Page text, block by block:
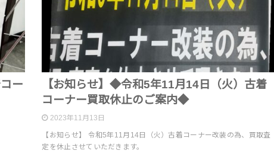
ー
【お知らせ】◆令和5年11月14日（火）古着
コーナー買取休止のご案内◆
2023年11月13日
【お知らせ】 令和5年11月14日（火）古着コーナー改装の為、買取査
定を休止させていただきます。